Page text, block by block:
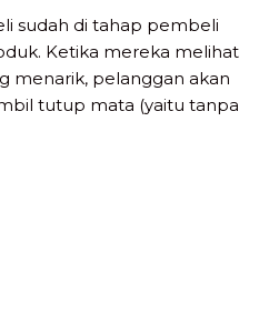
sudah di tahap pembeli
Ketika mereka melihat
menarik, pelanggan akan
tutup mata (yaitu tanpa